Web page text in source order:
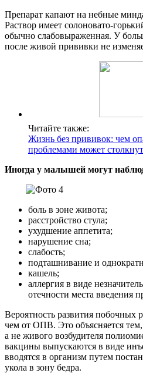
Препарат капают на небные
Раствор имеет солоновато-
обычно слабовыраженная. У
после живой прививки не
Читайте также:
Жизнь без прививок: чем
проблемами может
Иногда у малышей могут
боль в зоне живота;
расстройство стула;
ухудшение аппетита;
нарушение сна;
слабость;
подташнивание и
кашель;
аллергия в виде
отечности места введения
Вероятность развития
чем от ОПВ. Это объясняется
а не живого возбудителя
вакцины выпускаются в виде
вводятся в организм путем
укола в зону бедра.